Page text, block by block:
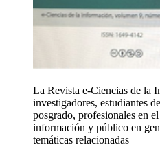
La Revista e-Ciencias de la
investigadores, estudiantes
posgrado, profesionales en
información y público en
temáticas relacionadas